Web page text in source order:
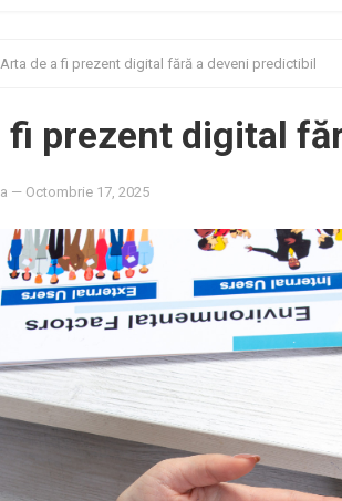
Arta de a fi prezent digital fără a deveni predictibil
fi prezent digital
— Octombrie 17, 2025